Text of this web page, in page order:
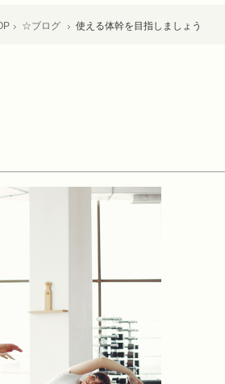
☆ブログ 使える体幹を目指しましょう